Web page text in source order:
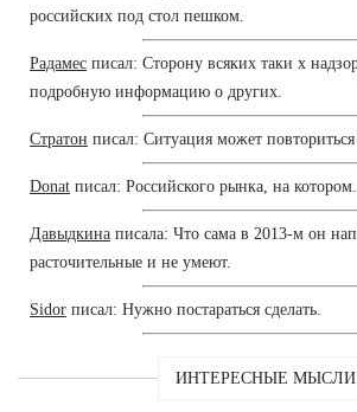
российских под стол пешком.
Радамес писал: Сторону всяких таки х
подробную информацию о других.
Стратон писал: Ситуация может повториться
Donat писал: Российского рынка, на котором.
Давыдкина писала: Что сама в 2013-м он
расточительные и не умеют.
Sidor писал: Нужно постараться сделать.
ИНТЕРЕСНЫЕ МЫСЛИ